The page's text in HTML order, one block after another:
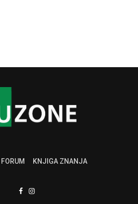
FORUM KNJIGA ZNANJA